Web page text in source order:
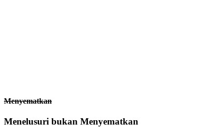
Menyematkan
Menelusuri bukan Menyematkan